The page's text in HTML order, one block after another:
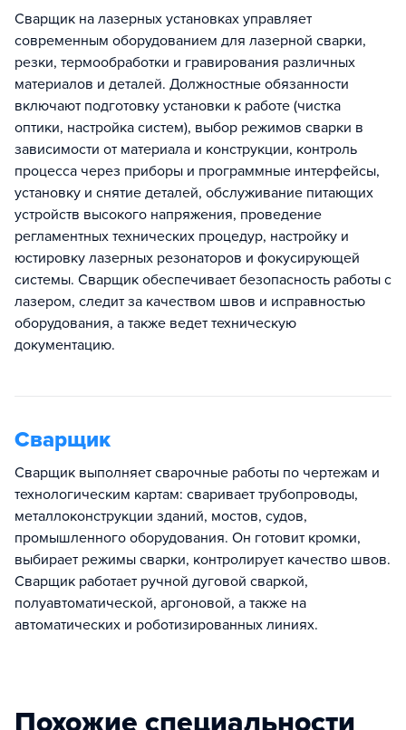
Сварщик на лазерных установках управляет
современным оборудованием для лазерной сварки,
резки, термообработки и гравирования различных
материалов и деталей. Должностные обязанности
включают подготовку установки к работе (чистка
оптики, настройка систем), выбор режимов сварки в
зависимости от материала и конструкции, контроль
процесса через приборы и программные интерфейсы,
установку и снятие деталей, обслуживание питающих
устройств высокого напряжения, проведение
регламентных технических процедур, настройку и
юстировку лазерных резонаторов и фокусирующей
системы. Сварщик обеспечивает безопасность работы с
лазером, следит за качеством швов и исправностью
оборудования, а также ведет техническую
документацию.
Сварщик
Сварщик выполняет сварочные работы по чертежам и
технологическим картам: сваривает трубопроводы,
металлоконструкции зданий, мостов, судов,
промышленного оборудования. Он готовит кромки,
выбирает режимы сварки, контролирует качество швов.
Сварщик работает ручной дуговой сваркой,
полуавтоматической, аргоновой, а также на
автоматических и роботизированных линиях.
Похожие специальности